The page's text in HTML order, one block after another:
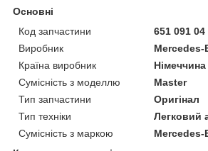
Основні
Код запчастини
651 091 04
Виробник
Mercedes-
Країна виробник
Німеччина
Сумісність з моделлю
Master
Тип запчастини
Оригінал
Тип техніки
Легковий
Сумісність з маркою
Mercedes-